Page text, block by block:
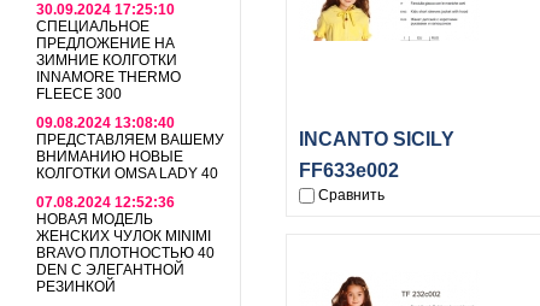
30.09.2024 17:25:10
СПЕЦИАЛЬНОЕ
ПРЕДЛОЖЕНИЕ НА
ЗИМНИЕ КОЛГОТКИ
INNAMORE THERMO
FLEECE 300
09.08.2024 13:08:40
ПРЕДСТАВЛЯЕМ ВАШЕМУ
ВНИМАНИЮ НОВЫЕ
КОЛГОТКИ OMSA LADY 40
07.08.2024 12:52:36
НОВАЯ МОДЕЛЬ
ЖЕНСКИХ ЧУЛОК MINIMI
BRAVO ПЛОТНОСТЬЮ 40
DEN С ЭЛЕГАНТНОЙ
РЕЗИНКОЙ
INCANTO SICILY
FF633e002
Сравнить